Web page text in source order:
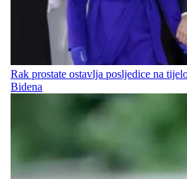
Rak prostate ostavlja posljedice na
Bidena